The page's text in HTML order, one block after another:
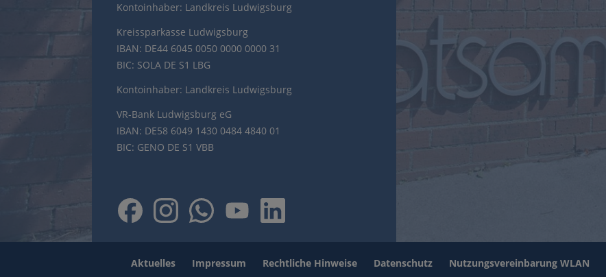
Kontoinhaber: Landkreis Ludwigsburg
Kreissparkasse Ludwigsburg
IBAN: DE44 6045 0050 0000 0000 31
BIC: SOLA DE S1 LBG
Kontoinhaber: Landkreis Ludwigsburg
VR-Bank Ludwigsburg eG
IBAN: DE58 6049 1430 0484 4840 01
BIC: GENO DE S1 VBB
Aktuelles Impressum Rechtliche Hinweise Datenschutz Nutzungsvereinbarung WLAN